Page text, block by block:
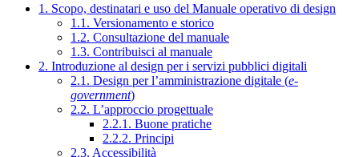
1. Scopo, destinatari e uso del Manuale operativo di design
1.1. Versionamento e storico
1.2. Consultazione del manuale
1.3. Contribuisci al manuale
2. Introduzione al design per i servizi pubblici digitali
2.1. Design per l’amministrazione digitale (e-
government)
2.2. L’approccio progettuale
2.2.1. Buone pratiche
2.2.2. Principi
2.3. Accessibilità